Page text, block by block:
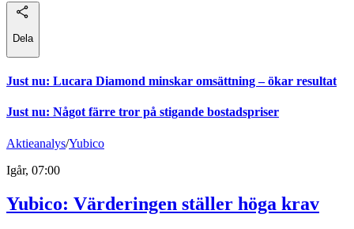
Dela
Just nu: Lucara Diamond minskar omsättning – ökar resultat
Just nu: Något färre tror på stigande bostadspriser
Aktieanalys/Yubico
Igår, 07:00
Yubico: Värderingen ställer höga krav